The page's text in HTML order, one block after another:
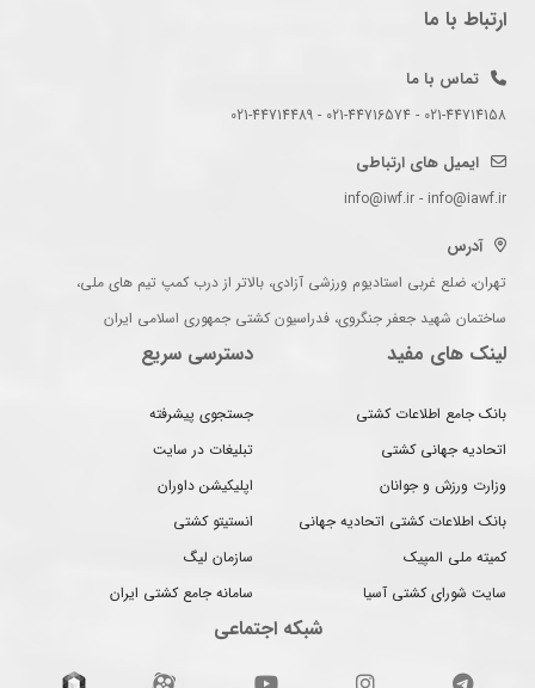
ارتباط با ما
تماس با ما
021-44714158 - 021-44716574 - 021-44714489
ایمیل های ارتباطی
info@iwf.ir - info@iawf.ir
آدرس
تهران، ضلع غربی استادیوم ورزشی آزادی، بالاتر از درب کمپ تیم های ملی،
ساختمان شهید جعفر جنگروی، فدراسیون کشتی جمهوری اسلامی ایران
لینک های مفید
بانک جامع اطلاعات کشتی
اتحادیه جهانی کشتی
وزارت ورزش و جوانان
بانک اطلاعات کشتی اتحادیه جهانی
کمیته ملی المپیک
سایت شورای کشتی آسیا
دسترسی سریع
جستجوی پیشرفته
تبلیغات در سایت
اپلیکیشن داوران
انستیتو کشتی
سازمان لیگ
سامانه جامع کشتی ایران
شبکه اجتماعی